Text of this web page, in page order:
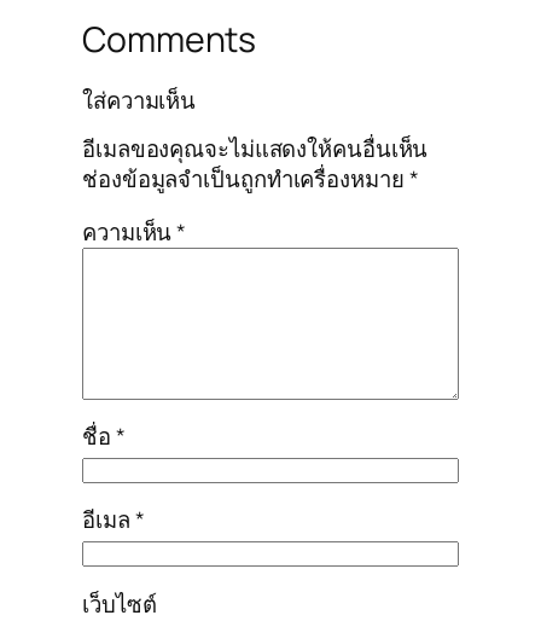
Comments
ใส่ความเห็น
อีเมลของคุณจะไม่แสดงให้คนอื่นเห็น
ช่องข้อมูลจำเป็นถูกทำเครื่องหมาย*
ความเห็น*
ชื่อ*
อีเมล*
เว็บไซต์